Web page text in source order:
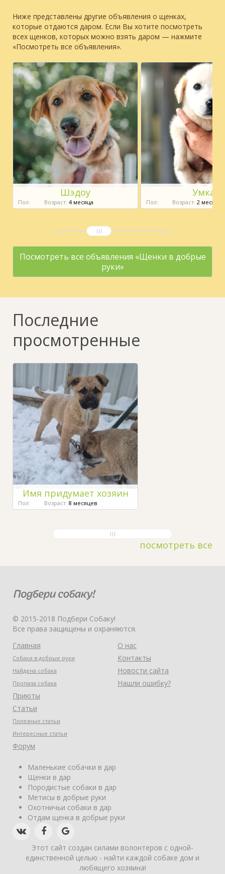
Ниже представлены другие объявления о щенках,
которые отдаются даром. Если Вы хотите посмотреть
всех щенков, которых можно взять даром — нажмите
«Посмотреть все объявления».
Шэдоу
Пол: Возраст: 4 месяца
Умка
Пол: Возраст: 2 месяца
Посмотреть все объявления «Щенки в добрые
руки»
Последние
просмотренные
Имя придумает хозяин
Пол: Возраст: 8 месяцев
посмотреть все
© 2015-2018 Подбери Собаку!
Все права защищены и охраняются.
Главная
Собаки в добрые руки
Найдена собака
Пропала собака
Приюты
Статьи
Полезные статьи
Интересные статьи
Форум
О нас
Контакты
Новости сайта
Нашли ошибку?
Маленькие собачки в дар
Щенки в дар
Породистые собаки в дар
Метисы в добрые руки
Охотничьи собаки в дар
Отдам щенка в добрые руки
Этот сайт создан силами волонтеров с одной-
единственной целью - найти каждой собаке дом и
любящего хозяина!